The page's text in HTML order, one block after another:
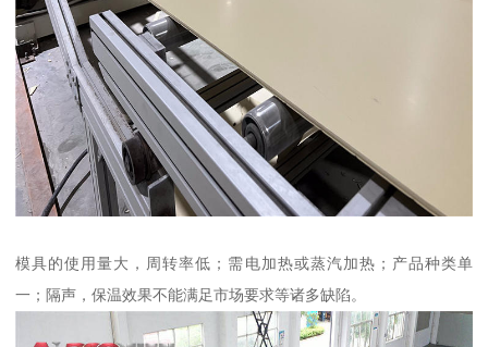
模具的使用量大，周转率低；需电加热或蒸汽加热；产品种类单
一；隔声，保温效果不能满足市场要求等诸多缺陷。